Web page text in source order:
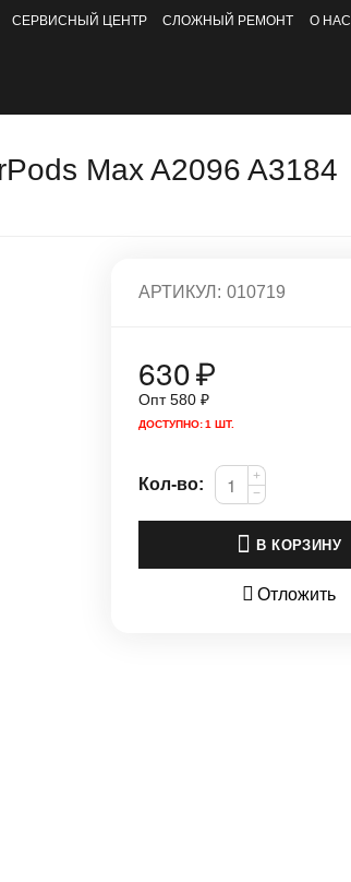
СЕРВИСНЫЙ ЦЕНТР СЛОЖНЫЙ РЕМОНТ О НАС
Max A2096 A3184
АРТИКУЛ: 010719
630₽
Опт580 ₽
ДОСТУПНО:1 ШТ.
Кол-во:
+
−
В КОРЗИНУ
Отложить